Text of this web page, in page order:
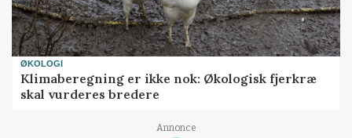
ØKOLOGI
Klimaberegning er ikke nok: Økologisk fjerkræ
skal vurderes bredere
Annonce